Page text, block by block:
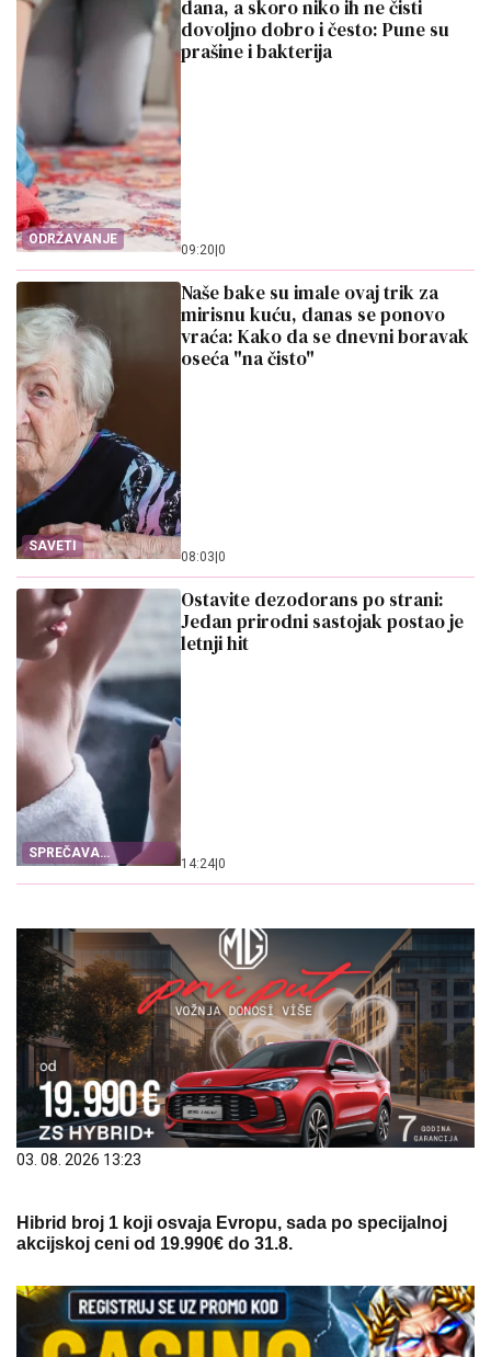
ODRŽAVANJE
dana, a skoro niko ih ne čisti
dovoljno dobro i često: Pune su
prašine i bakterija
09:20 0
SAVETI
Naše bake su imale ovaj trik za
mirisnu kuću, danas se ponovo
vraća: Kako da se dnevni boravak
oseća "na čisto"
08:03 0
SPREČAVA
ZNOJENJE
Ostavite dezodorans po strani:
Jedan prirodni sastojak postao je
letnji hit
14:24 0
03. 08. 2026 13:23
Hibrid broj 1 koji osvaja Evropu, sada po specijalnoj
akcijskoj ceni od 19.990€ do 31.8.